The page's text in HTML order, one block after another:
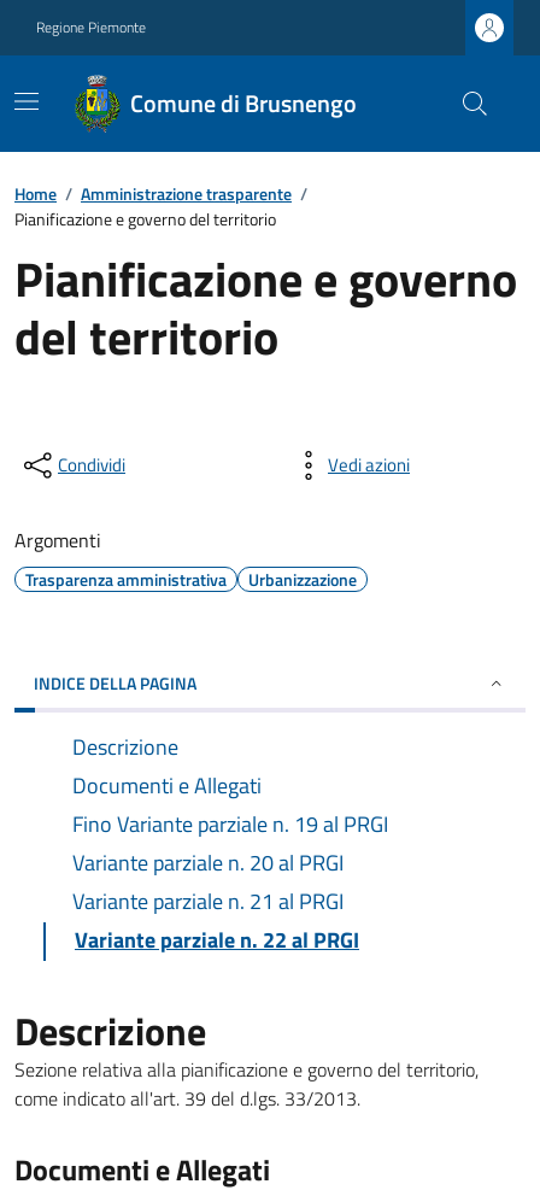
Regione Piemonte
Comune di Brusnengo
Home / Amministrazione trasparente /
Pianificazione e governo del territorio
Pianificazione e governo
del territorio
Condividi Vedi azioni
Argomenti
Trasparenza amministrativa Urbanizzazione
INDICE DELLA PAGINA
Descrizione
Documenti e Allegati
Fino Variante parziale n. 19 al PRGI
Variante parziale n. 20 al PRGI
Variante parziale n. 21 al PRGI
Variante parziale n. 22 al PRGI
Descrizione
Sezione relativa alla pianificazione e governo del territorio,
come indicato all'art. 39 del d.lgs. 33/2013.
Documenti e Allegati